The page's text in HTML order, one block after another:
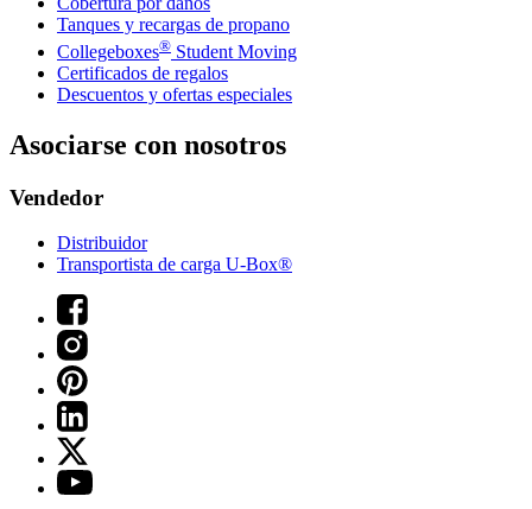
Tanques y recargas de propano
Collegeboxes® Student Moving
Certificados de regalos
Descuentos y ofertas especiales
Asociarse con nosotros
Vendedor
Distribuidor
Transportista de carga U-Box®